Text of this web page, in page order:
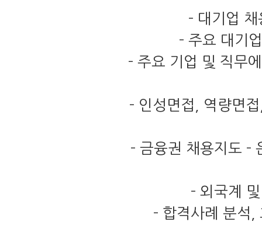
- 대기업 채
- 주요 대기
- 주요 기업 및 직무
- 인성면접 역량면접
- 금융권 채용지도 -
- 외국계
- 합격사례 분석